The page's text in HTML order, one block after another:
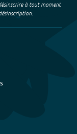
à tout moment